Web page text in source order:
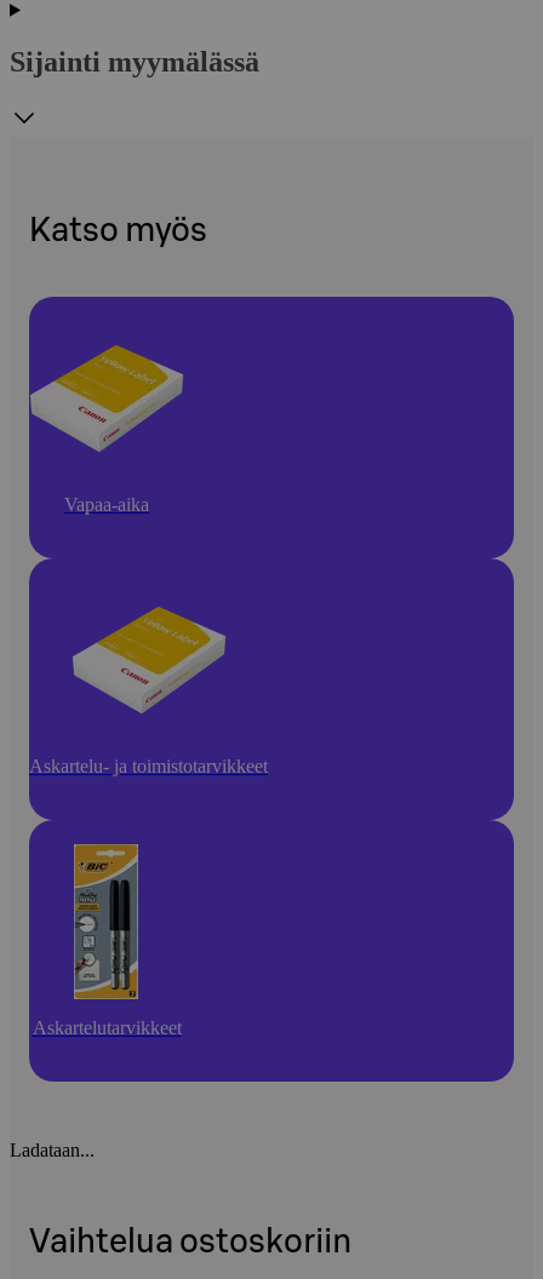
Sijainti myymälässä
Katso myös
Vapaa-aika
Askartelu- ja toimistotarvikkeet
Askartelutarvikkeet
Ladataan...
Vaihtelua ostoskoriin